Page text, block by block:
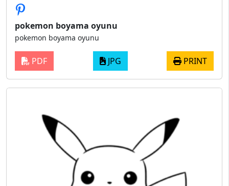
pokemon boyama oyunu
pokemon boyama oyunu
PDF JPG PRINT